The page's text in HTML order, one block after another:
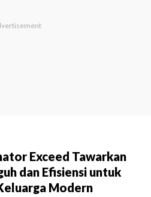
Exceed Tawarkan
dan Efisiensi untuk
Modern